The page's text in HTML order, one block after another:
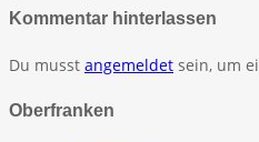
Kommentar hinterlassen
Du musst angemeldet sein, um
Oberfranken